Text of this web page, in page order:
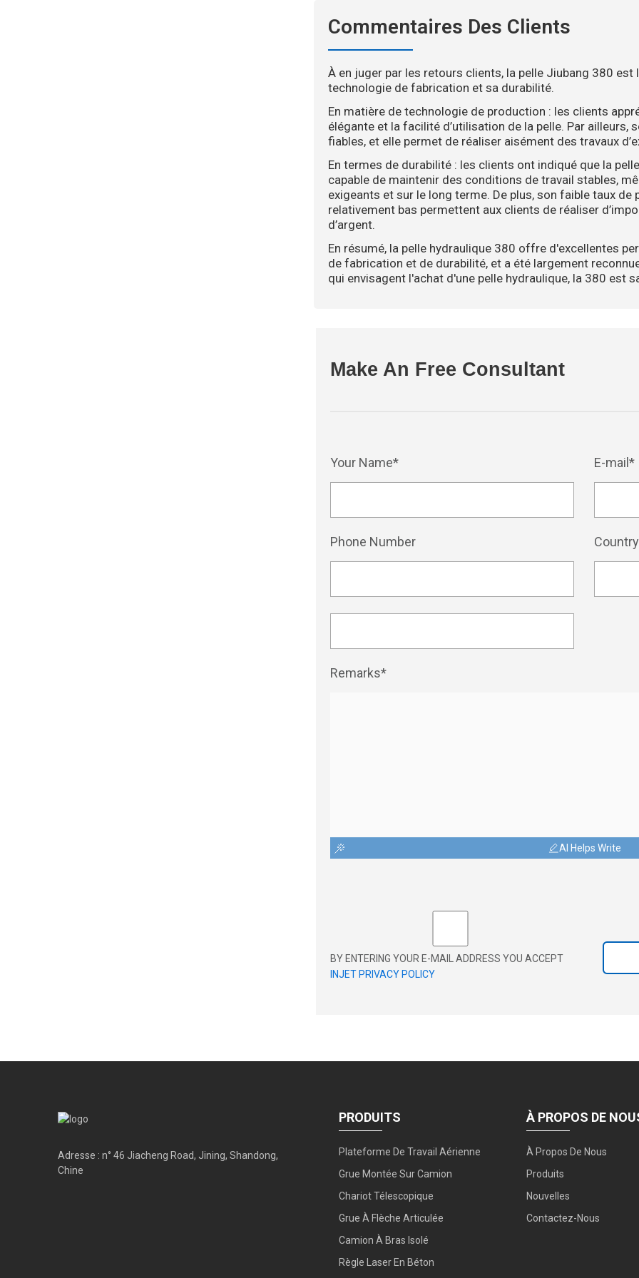
Commentaires Des Clients
À en juger par les retours clients, la pelle Jiubang 380
technologie de fabrication et sa durabilité.
En matière de technologie de production : les clients
élégante et la facilité d’utilisation de la pelle. Par
fiables, et elle permet de réaliser aisément des travaux
En termes de durabilité : les clients ont indiqué que la
capable de maintenir des conditions de travail stables,
exigeants et sur le long terme. De plus, son faible taux de
relativement bas permettent aux clients de réaliser
d’argent.
En résumé, la pelle hydraulique 380 offre d'excellentes
de fabrication et de durabilité, et a été largement
qui envisagent l'achat d'une pelle hydraulique, la 380 est
Make An Free Consultant
Your Name* E-mail*
Phone Number Country
Remarks*
AI Helps Write
BY ENTERING YOUR E-MAIL ADDRESS YOU ACCEPT
INJET PRIVACY POLICY
Adresse : n° 46 Jiacheng Road, Jining, Shandong,
Chine
PRODUITS
Plateforme De Travail Aérienne
Grue Montée Sur Camion
Chariot Télescopique
Grue À Flèche Articulée
Camion À Bras Isolé
Règle Laser En Béton
À PROPOS DE
À Propos De Nous
Produits
Nouvelles
Contactez-Nous